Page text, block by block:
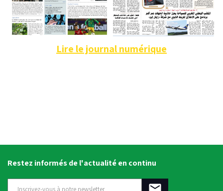
Lire le journal numérique
Restez informés de l'actualité en continu